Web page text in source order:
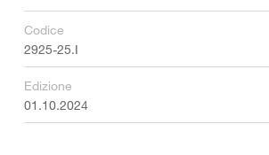
Codice
2925-25.I
Edizione
01.10.2024